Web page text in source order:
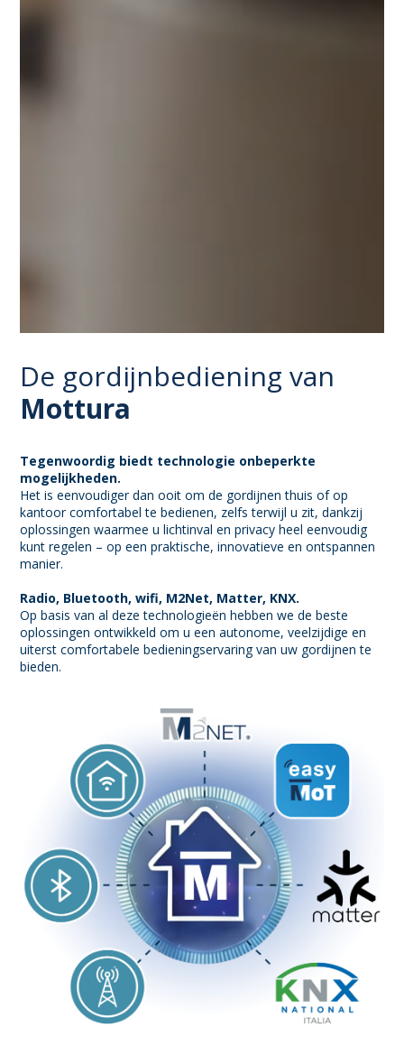
De gordijnbediening van
Mottura
Tegenwoordig biedt technologie onbeperkte
mogelijkheden.
Het is eenvoudiger dan ooit om de gordijnen thuis of op
kantoor comfortabel te bedienen, zelfs terwijl u zit, dankzij
oplossingen waarmee u lichtinval en privacy heel eenvoudig
kunt regelen – op een praktische, innovatieve en ontspannen
manier.
Radio, Bluetooth, wifi, M2Net, Matter, KNX.
Op basis van al deze technologieën hebben we de beste
oplossingen ontwikkeld om u een autonome, veelzijdige en
uiterst comfortabele bedieningservaring van uw gordijnen te
bieden.